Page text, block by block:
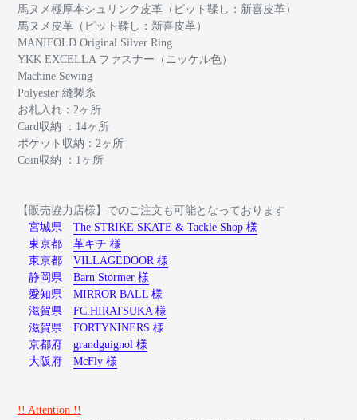
馬ヌメ極厚本シュリンク皮革（ピット鞣し：新喜皮革）
馬ヌメ皮革（ピット鞣し：新喜皮革）
MANIFOLD Original Silver Ring
YKK EXCELLA ファスナー（ニッケル色）
Machine Sewing
Polyester 縫製糸
お札入れ：2ヶ所
Card収納 ：14ヶ所
ポケット収納：2ヶ所
Coin収納 ：1ヶ所
【販売協力店様】でのご注文も可能となっております
宮城県 The STRIKE SKATE & Tackle Shop 様
東京都 革キチ 様
東京都 VILLAGEDOOR 様
静岡県 Barn Stormer 様
愛知県 MIRROR BALL 様
滋賀県 FC.HIRATSUKA 様
滋賀県 FORTYNINERS 様
京都府 grandguignol 様
大阪府 McFly 様
!! Attention !!